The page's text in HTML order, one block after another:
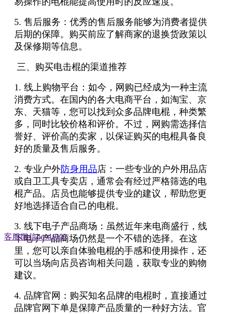
5. 售后服务：优秀的售后服务能够为消费者提供
后期的保障。购买前应了解商家的退换货政策以
及保修期等信息。
三、购买电击棍的渠道推荐
1. 线上购物平台：如今，网购已经成为一种主流
消费方式。在国内的各大电商平台，如淘宝、京
东、天猫等，您可以找到众多品牌电棍，种类繁
多，同时比较价格和评价。不过，网购需选择信
誉好、评价高的卖家，以保证购买的电棍具备良
好的质量及售后服务。
2. 专业户外防身用品店：一些专业的户外用品店
或自卫工具专卖店，通常会有经过严格筛选的电
棍产品。店员也能够提供专业的建议，帮助您更
好地选择适合自己的电棍。
3. 线下电子产品商场：虽然近年来电商盛行，线
下电子产品商场仍然是一个不错的选择。在这
里，您可以亲自体验电棍的手感和使用操作，还
可以当场向店员咨询相关问题，获取专业的购物
建议。
4. 品牌官网：购买知名品牌的电棍时，直接通过
品牌官网下单是保障产品质量的一种好方法。官
客服微信besda002